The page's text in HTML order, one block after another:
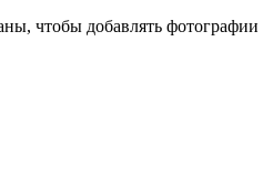
чтобы добавлять фотографии